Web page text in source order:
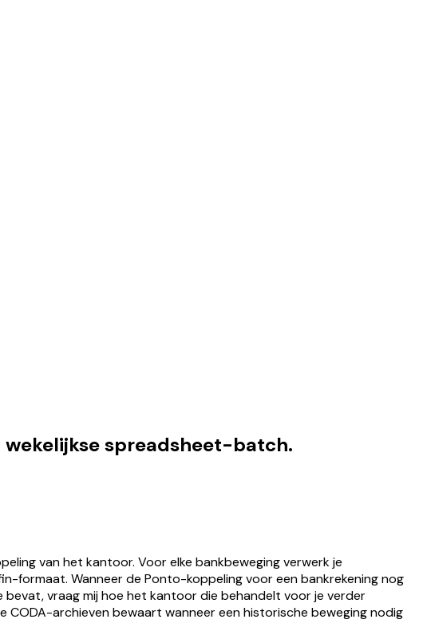
spreadsheet-batch.
van het kantoor. Voor elke bankbeweging verwerk je
formaat. Wanneer de Ponto-koppeling voor een bankrekening nog
vraag mij hoe het kantoor die behandelt voor je verder
archieven bewaart wanneer een historische beweging nodig